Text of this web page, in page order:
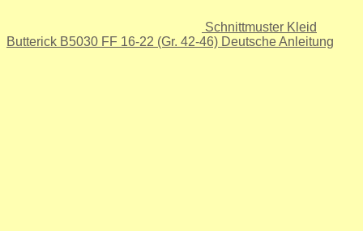
Schnittmuster Kleid
Butterick B5030 FF 16-22 (Gr. 42-46) Deutsche Anleitung